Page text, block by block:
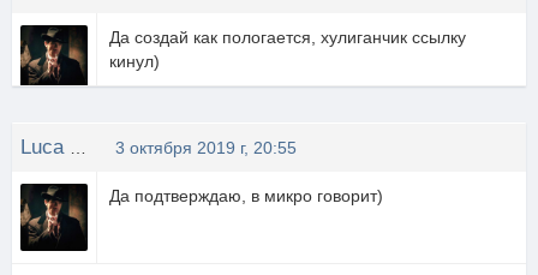
Да создай как пологается, хулиганчик ссылку
кинул)
3 октября 2019 г, 20:55
Да подтверждаю, в микро говорит)